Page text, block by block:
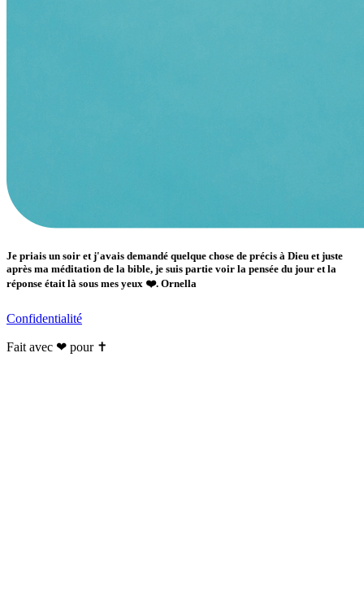
Je priais un soir et j'avais demandé quelque chose de précis à Dieu et juste
après ma méditation de la bible, je suis partie voir la pensée du jour et la
réponse était là sous mes yeux ❤️. Ornella
Confidentialité
Fait avec ❤ pour ✝️️